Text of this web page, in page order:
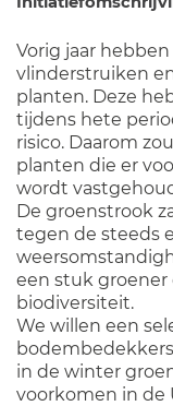
Vorig jaar
vlinderstruiken
planten. Deze
tijdens hete
risico. Daarom
planten die er
wordt
De groenstrook
tegen de steeds
een stuk
biodiversiteit.
We willen een
in de winter
voorkomen in de